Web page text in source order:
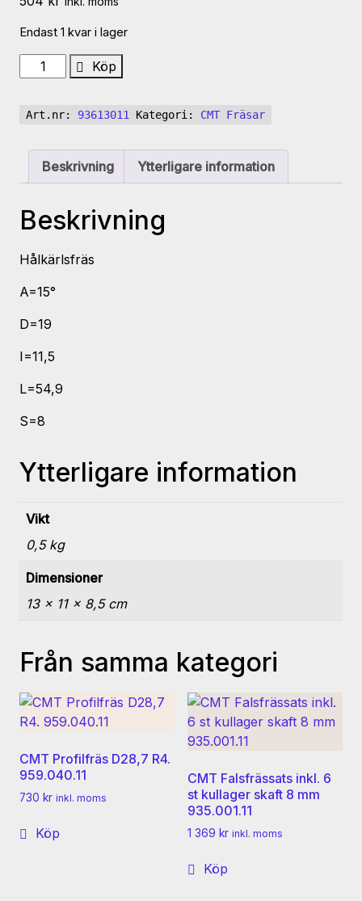
Endast 1 kvar i lager
CMT
Fasfräs
G15
mängd
Köp
Art.nr: 93613011 Kategori: CMT Fräsar
Beskrivning Ytterligare information
Beskrivning
Hålkärlsfräs
A=15°
D=19
I=11,5
L=54,9
S=8
Ytterligare information
Vikt
0,5 kg
Dimensioner
13 × 11 × 8,5 cm
Från samma kategori
CMT Profilfräs D28,7 R4.
959.040.11
730 kr inkl. moms
Köp
CMT Falsfrässats inkl. 6
st kullager skaft 8 mm
935.001.11
1 369 kr inkl. moms
Köp